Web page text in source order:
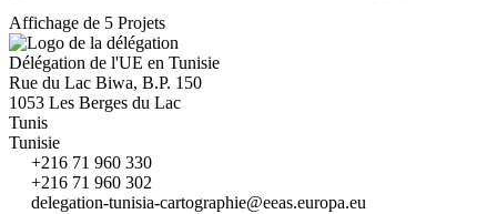
Affichage de 5 Projets
Délégation de l'UE en Tunisie
Rue du Lac Biwa, B.P. 150
1053 Les Berges du Lac
Tunis
Tunisie
+216 71 960 330
+216 71 960 302
delegation-tunisia-cartographie@eeas.europa.eu